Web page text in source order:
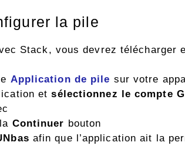
la pile
Stack, vous devrez télécharger
Application de pile sur votre
etsélectionnez le compte
Continuer bouton
bas afin que l’application ait la